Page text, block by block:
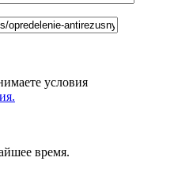
условия
время.